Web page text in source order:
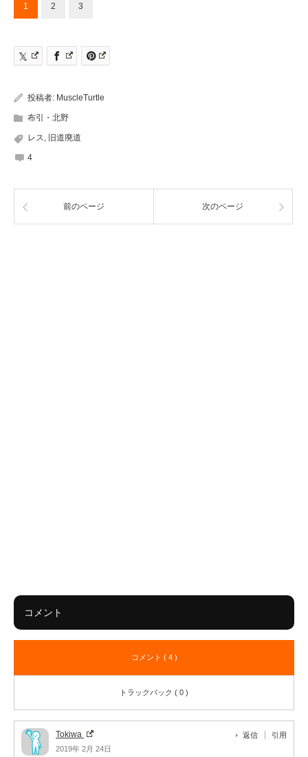
1 2 3
投稿者: MuscleTurtle
布引・北野
レス 旧道廃道
4
前のページ 次のページ
コメント
コメント ( 4 )
トラックバック ( 0 )
Tokiwa
2019年 2月 24日
返信 引用